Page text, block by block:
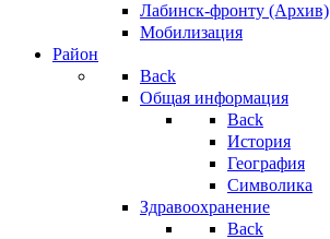
Лабинск-фронту (Архив)
Мобилизация
Район
Back
Общая информация
Back
История
География
Символика
Здравоохранение
Back